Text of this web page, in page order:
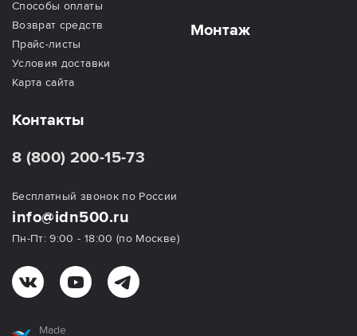
Способы оплаты
Возврат средств
Прайс-листы
Условия доставки
Карта сайта
Монтаж
Контакты
8 (800) 200-15-73
Бесплатный звонок по России
info@idn500.ru
Пн-Пт: 9:00 - 18:00 (по Москве)
Made